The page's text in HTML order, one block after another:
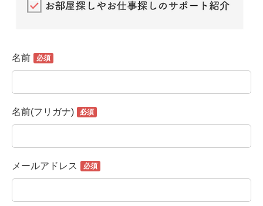
名前
名前(フリガナ)
メールアドレス